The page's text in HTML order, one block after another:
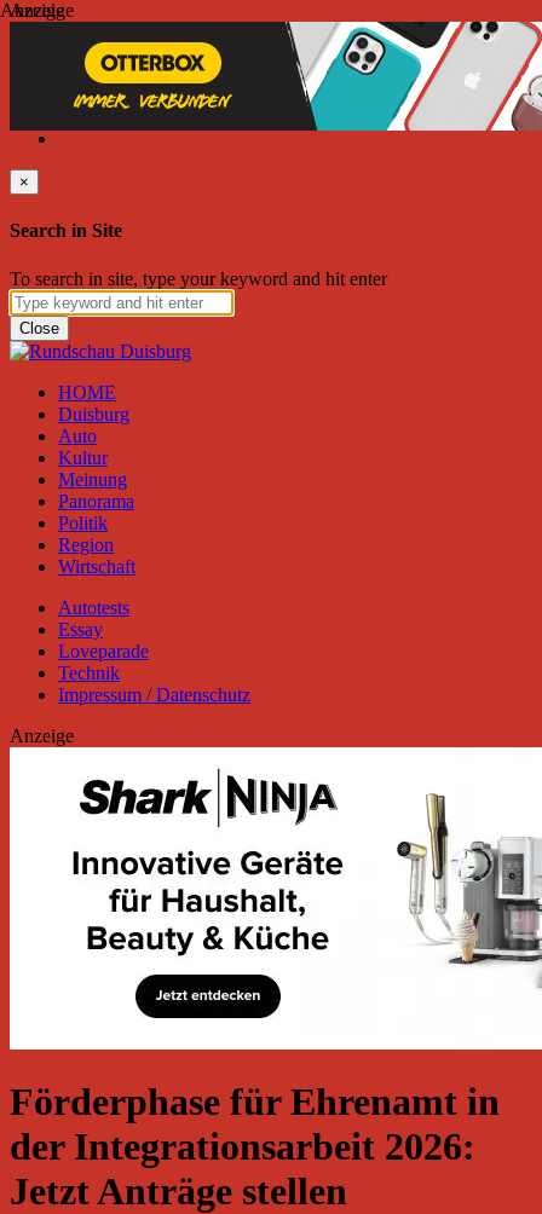
Donnerstag, August 06, 2026
Friend on Facebook Follow on Twitter
Subscribe to RSS
×
Search in Site
To search in site, type your keyword and hit enter
Close
HOME
Duisburg
Auto
Kultur
Meinung
Panorama
Politik
Region
Wirtschaft
Autotests
Essay
Loveparade
Technik
Impressum / Datenschutz
Anzeige
Förderphase für Ehrenamt in
der Integrationsarbeit 2026:
Jetzt Anträge stellen
Anzeige
Anzeige